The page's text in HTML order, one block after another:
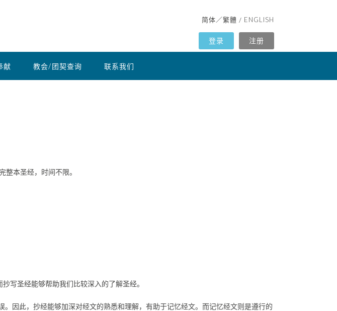
简体／繁體 / ENGLISH
登录 注册
献 教会/团契查询 联系我们
本圣经，时间不限。
写圣经能够帮助我们比较深入的了解圣经。
因此，抄经能够加深对经文的熟悉和理解，有助于记忆经文。而记忆经文则是遵行的